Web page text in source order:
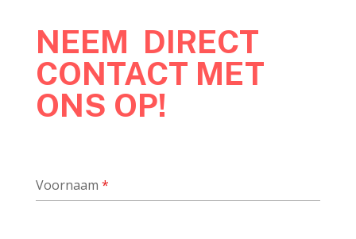
NEEM DIRECT
CONTACT MET
ONS OP!
Voornaam *